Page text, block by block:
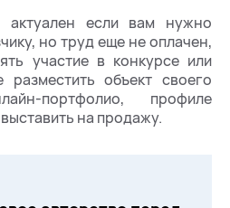
актуален если вам нужно
но труд еще не оплачен,
участие в конкурсе или
разместить объект своего
портфолио, профиле
на продажу.